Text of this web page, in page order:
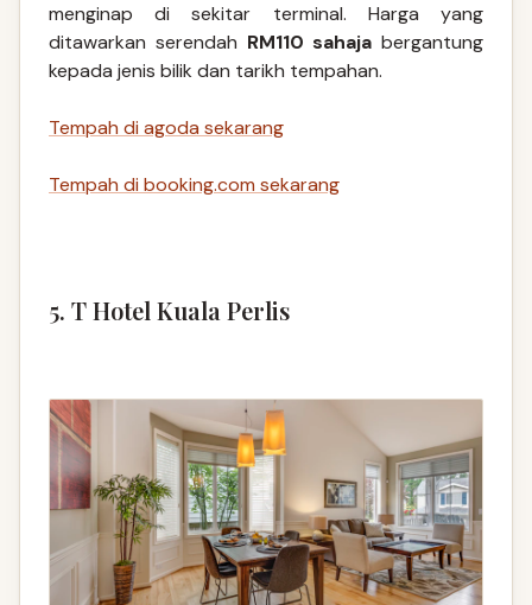
menginap di sekitar terminal. Harga yang
ditawarkan serendah RM110 sahaja bergantung
kepada jenis bilik dan tarikh tempahan.
Tempah di agoda sekarang
Tempah di booking.com sekarang
5. T Hotel Kuala Perlis